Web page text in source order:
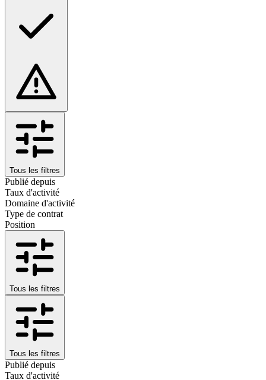
Tous les filtres
Publié depuis
Taux d'activité
Domaine d'activité
Type de contrat
Position
Tous les filtres
Tous les filtres
Publié depuis
Taux d'activité